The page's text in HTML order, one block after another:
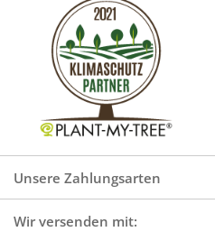
Unsere Zahlungsarten
Wir versenden mit: